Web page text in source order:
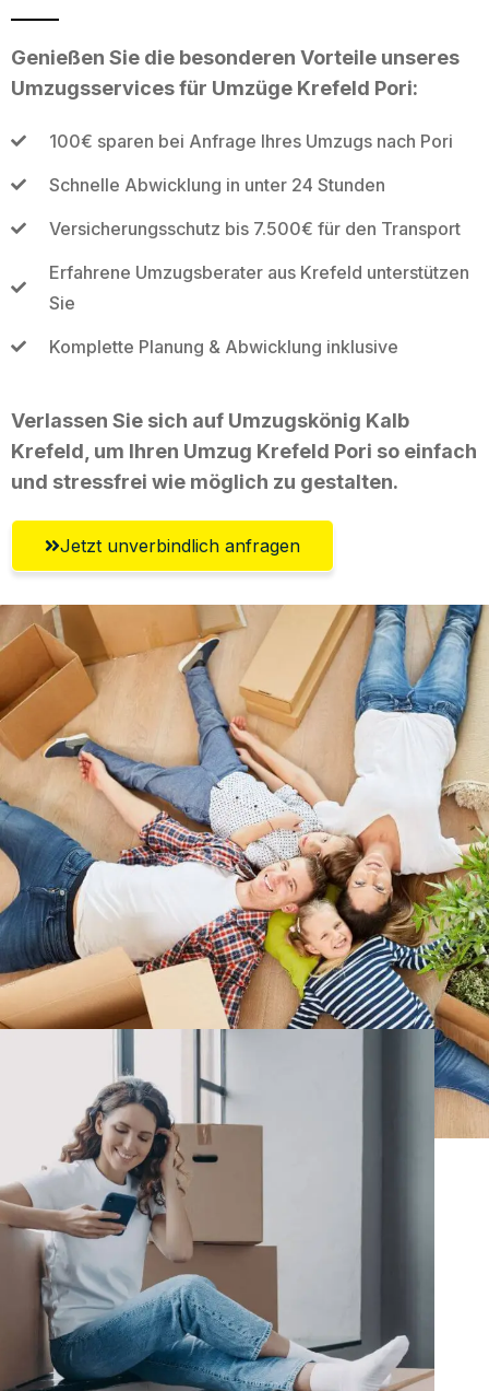
Genießen Sie die besonderen Vorteile unseres
Umzugsservices für Umzüge Krefeld Pori:
100€ sparen bei Anfrage Ihres Umzugs nach Pori
Schnelle Abwicklung in unter 24 Stunden
Versicherungsschutz bis 7.500€ für den Transport
Erfahrene Umzugsberater aus Krefeld unterstützen
Sie
Komplette Planung & Abwicklung inklusive
Verlassen Sie sich auf Umzugskönig Kalb
Krefeld, um Ihren Umzug Krefeld Pori so einfach
und stressfrei wie möglich zu gestalten.
Jetzt unverbindlich anfragen